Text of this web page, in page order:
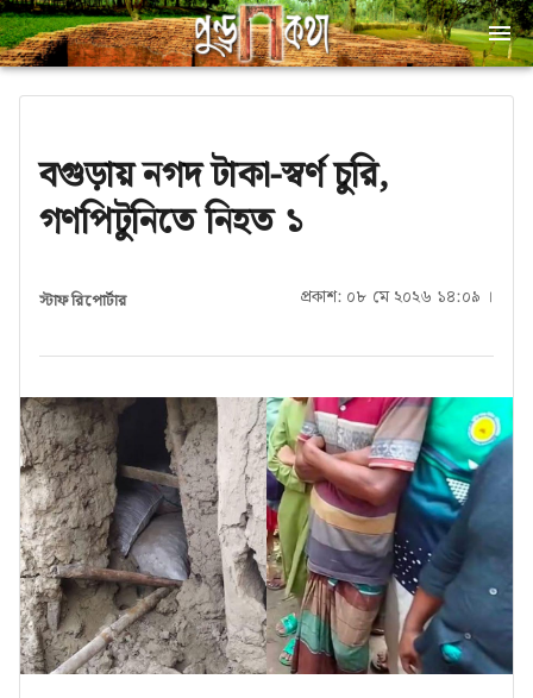
বগুড়ায় নগদ টাকা-স্বর্ণ চুরি,
গণপিটুনিতে নিহত ১
স্টাফ রিপোর্টার প্রকাশ: ০৮ মে ২০২৬ ১৪:০৯ ।